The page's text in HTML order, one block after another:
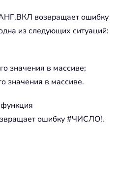
возвращает ошибку
из следующих ситуаций:
значения в массиве;
значения в массиве.
ошибку #ЧИСЛО!.